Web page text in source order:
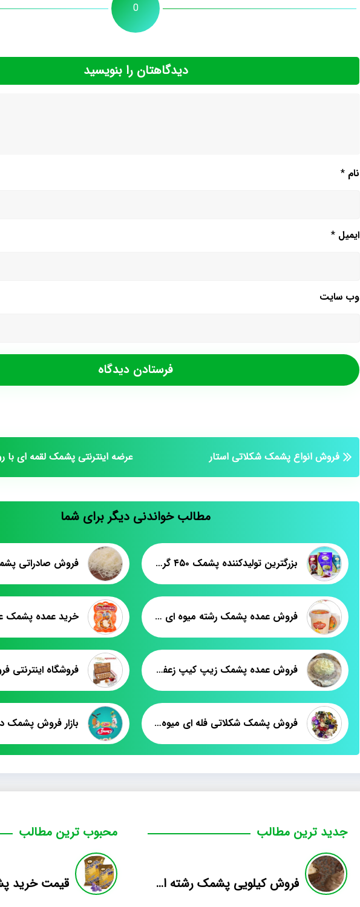
0
دیدگاهتان را بنویسید
نام *
ایمیل *
وب‌ سایت
فروش انواع پشمک شکلاتی استار عرضه اینترنتی پشمک لقمه ای
مطالب خواندنی دیگر برای شما
بزرگترین تولیدکننده پشمک ۴۵۰ گرمی
فروش عمده پشمک رشته میوه ای بسته بندی خرید عمده پشمک
فروش عمده پشمک زیپ کیپ زعفرانی
فروش پشمک شکلاتی فله ای میوه ای میکس بازار فروش پشمک
جدید ترین مطالب
فروش کیلویی پشمک رشته ای طعم دار میوه
محبوب ترین مطالب